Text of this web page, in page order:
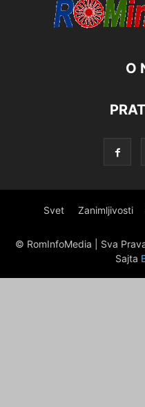
O
Svet Zanimljivosti
© RomInfoMedia | Sva
Sajta